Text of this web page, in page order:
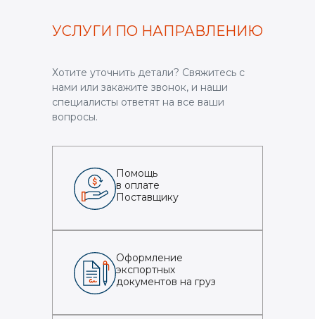
Помощь
в оплате
Поставщику
Оформление
экспортных
документов на груз
УСЛУГИ ПО НАПРАВЛЕНИЮ
Хотите уточнить детали? Свяжитесь с
нами или закажите звонок, и наши
специалисты ответят на все ваши
вопросы.